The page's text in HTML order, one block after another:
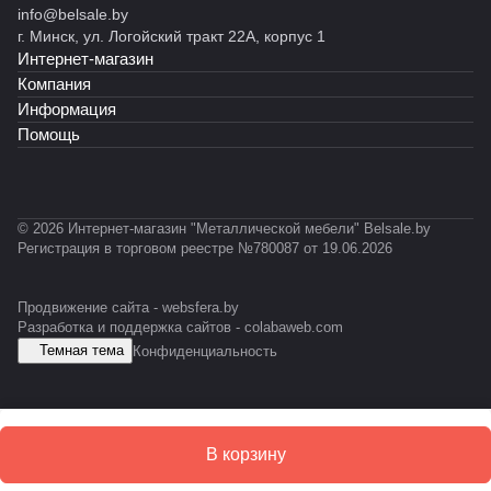
й
М
К
Ф
ы
й
С
У
М
й
С
Т
-
0
1
1
й
С
Т
0
1
0
5)
В корзину
info@belsale.by
г. Минск, ул. Логойский тракт 22А, корпус 1
Интернет-магазин
Компания
Информация
Помощь
© 2026 Интернет-магазин "Металлической мебели" Belsale.by
Регистрация в торговом реестре №780087 от 19.06.2026
Продвижение сайта - websfera.by
Разработка и поддержка сайтов - colabaweb.com
Темная тема
Конфиденциальность